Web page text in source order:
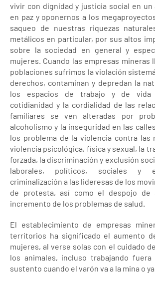
vivir con dignidad y justicia social en un
en paz y oponernos a los
saqueo de nuestras riquezas
metálicos en particular, por sus altos
sobre la sociedad en general y
mujeres. Cuando las empresas mineras
poblaciones sufrimos la violación
derechos, contaminan y depredan la
los espacios de trabajo y de vida
cotidianidad y la cordialidad de las
familiares se ven alteradas por
alcoholismo y la inseguridad en las
los problema de la violencia contra las
violencia psicológica, física y sexual, la
forzada, la discriminación y exclusión
laborales, políticos, sociales y
criminalización a las lideresas de los
de protesta, así como el despojo
incremento de los problemas de salud.
El establecimiento de empresas
territorios ha significado el aumento
mujeres, al verse solas con el cuidado
los animales, incluso trabajando
sustento cuando el varón va a la mina o